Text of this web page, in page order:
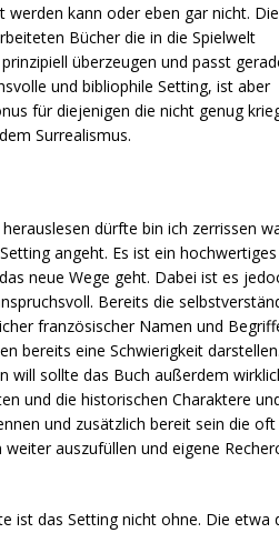
werden kann oder eben gar nicht.
Bücher die in die Spielwelt
überzeugen und passt
und bibliophile Setting, ist aber
für diejenigen die nicht genug
Surrealismus.
dürfte bin ich zerrissen
angeht. Es ist ein hochwertiges
neue Wege geht. Dabei ist es
Bereits die
französischer Namen und
bereits eine Schwierigkeit
will sollte das Buch außerdem
und die historischen Charaktere
und zusätzlich bereit sein die
weiter auszufüllen und eigene
ist das Setting nicht ohne. Die etwa